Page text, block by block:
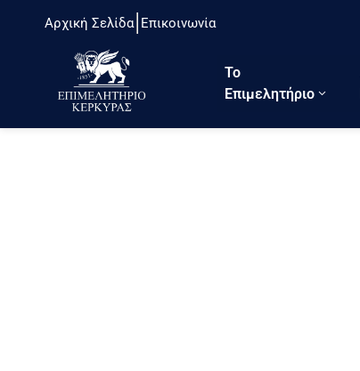
Αρχική Σελίδα Επικοινωνία
Το
Eπιμελητήριο